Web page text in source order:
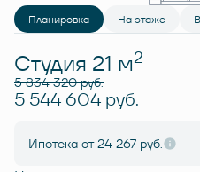
Планировка На этаже
Студия 21 м2
5 834 320 руб.
5 544 604 руб.
Ипотека от 24 267 руб.